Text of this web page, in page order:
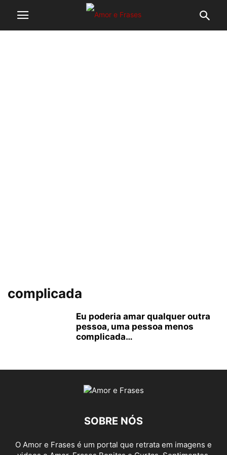
complicada
Eu poderia amar qualquer outra
pessoa, uma pessoa menos
complicada…
SOBRE NÓS
O Amor e Frases é um portal que retrata em imagens e